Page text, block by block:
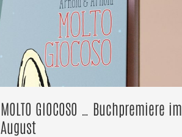
MOLTO GIOCOSO … Buchpremiere im
August